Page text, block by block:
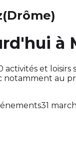
(Drôme)
à
et
au
31